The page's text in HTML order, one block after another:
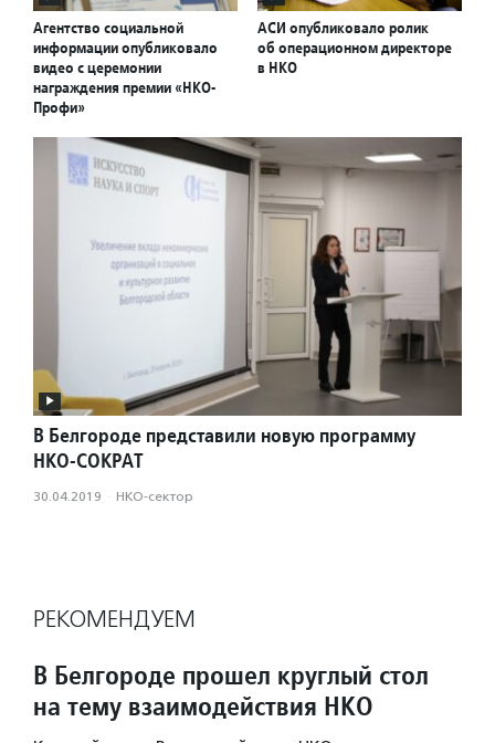
Агентство социальной
информации опубликовало
видео с церемонии
награждения премии «НКО-
Профи»
АСИ опубликовало ролик
об операционном директоре
в НКО
В Белгороде представили новую программу
НКО-СОКРАТ
30.04.2019 · НКО-сектор
РЕКОМЕНДУЕМ
В Белгороде прошел круглый стол
на тему взаимодействия НКО